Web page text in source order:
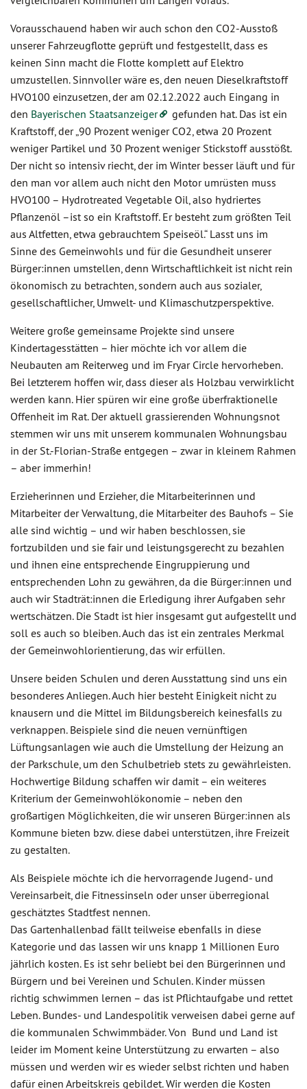
Vorausschauend haben wir auch schon den CO2-Ausstoß
unserer Fahrzeugflotte geprüft und festgestellt, dass es
keinen Sinn macht die Flotte komplett auf Elektro
umzustellen. Sinnvoller wäre es, den neuen Dieselkraftstoff
HVO100 einzusetzen, der am 02.12.2022 auch Eingang in
den Bayerischen Staatsanzeiger
gefunden hat. Das ist ein
Kraftstoff, der „90 Prozent weniger CO2, etwa 20 Prozent
weniger Partikel und 30 Prozent weniger Stickstoff ausstößt.
Der nicht so intensiv riecht, der im Winter besser läuft und für
den man vor allem auch nicht den Motor umrüsten muss
HVO100 – Hydrotreated Vegetable Oil, also hydriertes
Pflanzenöl –ist so ein Kraftstoff. Er besteht zum größten Teil
aus Altfetten, etwa gebrauchtem Speiseöl.“ Lasst uns im
Sinne des Gemeinwohls und für die Gesundheit unserer
Bürger:innen umstellen, denn Wirtschaftlichkeit ist nicht rein
ökonomisch zu betrachten, sondern auch aus sozialer,
gesellschaftlicher, Umwelt- und Klimaschutzperspektive.
Weitere große gemeinsame Projekte sind unsere
Kindertagesstätten – hier möchte ich vor allem die
Neubauten am Reiterweg und im Fryar Circle hervorheben.
Bei letzterem hoffen wir, dass dieser als Holzbau verwirklicht
werden kann. Hier spüren wir eine große überfraktionelle
Offenheit im Rat. Der aktuell grassierenden Wohnungsnot
stemmen wir uns mit unserem kommunalen Wohnungsbau
in der St.-Florian-Straße entgegen – zwar in kleinem Rahmen
– aber immerhin!
Erzieherinnen und Erzieher, die Mitarbeiterinnen und
Mitarbeiter der Verwaltung, die Mitarbeiter des Bauhofs – Sie
alle sind wichtig – und wir haben beschlossen, sie
fortzubilden und sie fair und leistungsgerecht zu bezahlen
und ihnen eine entsprechende Eingruppierung und
entsprechenden Lohn zu gewähren, da die Bürger:innen und
auch wir Stadträt:innen die Erledigung ihrer Aufgaben sehr
wertschätzen. Die Stadt ist hier insgesamt gut aufgestellt und
soll es auch so bleiben. Auch das ist ein zentrales Merkmal
der Gemeinwohlorientierung, das wir erfüllen.
Unsere beiden Schulen und deren Ausstattung sind uns ein
besonderes Anliegen. Auch hier besteht Einigkeit nicht zu
knausern und die Mittel im Bildungsbereich keinesfalls zu
verknappen. Beispiele sind die neuen vernünftigen
Lüftungsanlagen wie auch die Umstellung der Heizung an
der Parkschule, um den Schulbetrieb stets zu gewährleisten.
Hochwertige Bildung schaffen wir damit – ein weiteres
Kriterium der Gemeinwohlökonomie – neben den
großartigen Möglichkeiten, die wir unseren Bürger:innen als
Kommune bieten bzw. diese dabei unterstützen, ihre Freizeit
zu gestalten.
Als Beispiele möchte ich die hervorragende Jugend- und
Vereinsarbeit, die Fitnessinseln oder unser überregional
geschätztes Stadtfest nennen.
Das Gartenhallenbad fällt teilweise ebenfalls in diese
Kategorie und das lassen wir uns knapp 1 Millionen Euro
jährlich kosten. Es ist sehr beliebt bei den Bürgerinnen und
Bürgern und bei Vereinen und Schulen. Kinder müssen
richtig schwimmen lernen – das ist Pflichtaufgabe und rettet
Leben. Bundes- und Landespolitik verweisen dabei gerne auf
die kommunalen Schwimmbäder. Von Bund und Land ist
leider im Moment keine Unterstützung zu erwarten – also
müssen und werden wir es wieder selbst richten und haben
dafür einen Arbeitskreis gebildet. Wir werden die Kosten